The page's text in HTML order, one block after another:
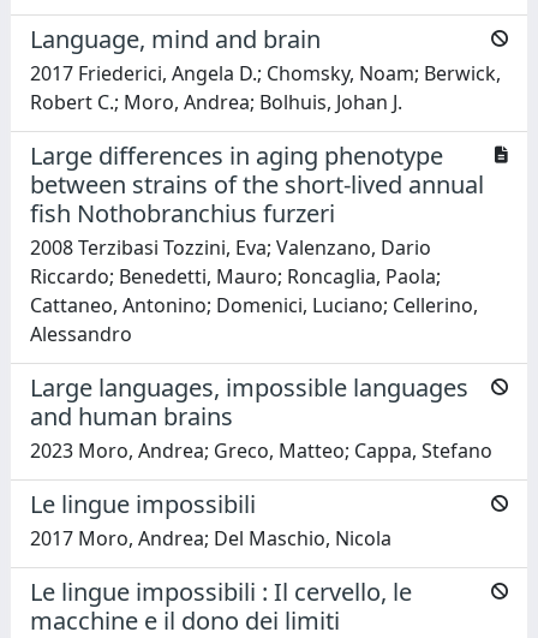
Language, mind and brain
2017 Friederici, Angela D.; Chomsky, Noam; Berwick,
Robert C.; Moro, Andrea; Bolhuis, Johan J.
Large differences in aging phenotype
between strains of the short-lived annual
fish Nothobranchius furzeri
2008 Terzibasi Tozzini, Eva; Valenzano, Dario
Riccardo; Benedetti, Mauro; Roncaglia, Paola;
Cattaneo, Antonino; Domenici, Luciano; Cellerino,
Alessandro
Large languages, impossible languages
and human brains
2023 Moro, Andrea; Greco, Matteo; Cappa, Stefano
Le lingue impossibili
2017 Moro, Andrea; Del Maschio, Nicola
Le lingue impossibili : Il cervello, le
macchine e il dono dei limiti